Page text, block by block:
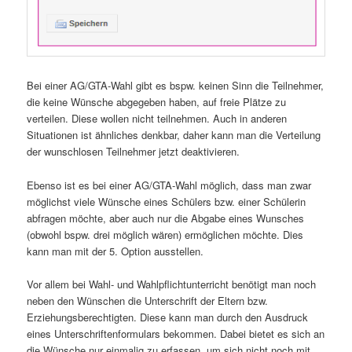
Bei einer AG/GTA-Wahl gibt es bspw. keinen Sinn die Teilnehmer,
die keine Wünsche abgegeben haben, auf freie Plätze zu
verteilen. Diese wollen nicht teilnehmen. Auch in anderen
Situationen ist ähnliches denkbar, daher kann man die Verteilung
der wunschlosen Teilnehmer jetzt deaktivieren.
Ebenso ist es bei einer AG/GTA-Wahl möglich, dass man zwar
möglichst viele Wünsche eines Schülers bzw. einer Schülerin
abfragen möchte, aber auch nur die Abgabe eines Wunsches
(obwohl bspw. drei möglich wären) ermöglichen möchte. Dies
kann man mit der 5. Option ausstellen.
Vor allem bei Wahl- und Wahlpflichtunterricht benötigt man noch
neben den Wünschen die Unterschrift der Eltern bzw.
Erziehungsberechtigten. Diese kann man durch den Ausdruck
eines Unterschriftenformulars bekommen. Dabei bietet es sich an